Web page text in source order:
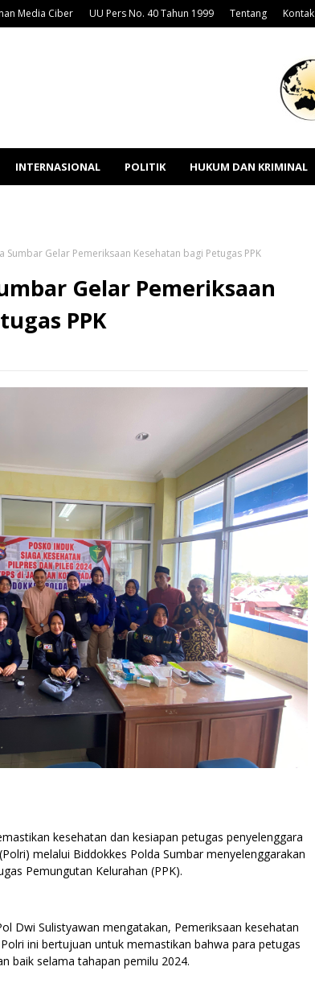
Media Ciber UU Pers No. 40 Tahun 1999 Tentang Kontak
INTERNASIONAL POLITIK HUKUM DAN KRIMINAL
Sumbar Gelar Pemeriksaan Kesehatan bagi Petugas PPK
Gelar Pemeriksaan
PPK
kesehatan dan kesiapan petugas penyelenggara
melalui Biddokkes Polda Sumbar menyelenggarakan
Pemungutan Kelurahan (PPK).
Dwi Sulistyawan mengatakan, Pemeriksaan kesehatan
ini bertujuan untuk memastikan bahwa para petugas
baik selama tahapan pemilu 2024.